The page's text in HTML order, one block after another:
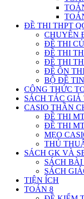
ĐỀ THI THPT
CHUYÊN
ĐỀ THI
ĐỀ THI
ĐỀ THI
ĐỀ ÔN
BỘ ĐỀ
CÔNG THỨC
SÁCH TÁC
CASIO THẦN
ĐỀ THI
ĐỀ THI
MẸO
THỦ
SÁCH GK VÀ
SÁCH BÀI
SÁCH
TIỆN ÍCH
TOÁN 8